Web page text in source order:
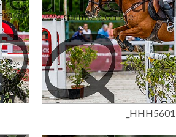
15,00 €
_HHH5601